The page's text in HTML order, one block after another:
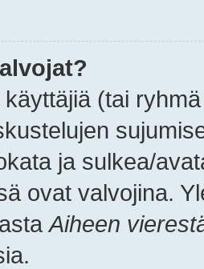
(tai
ja sulkea/
ovat valvojina.
Aiheen